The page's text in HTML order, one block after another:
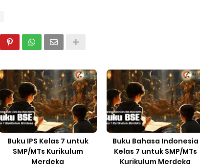
Buku IPS Kelas 7 untuk
SMP/MTs Kurikulum
Merdeka
Buku Bahasa Indonesia
Kelas 7 untuk SMP/MTs
Kurikulum Merdeka